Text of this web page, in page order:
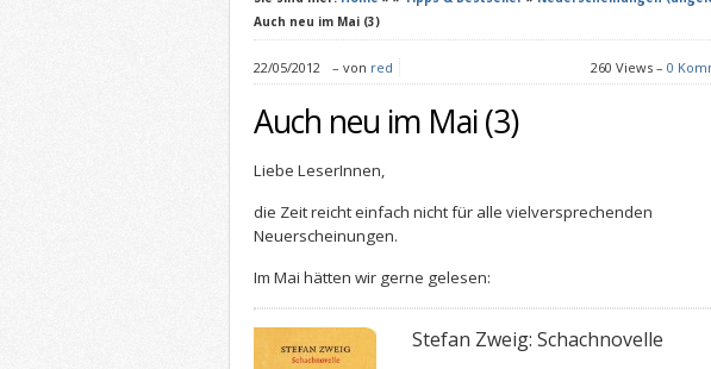
Auch neu im Mai (3)
22/05/2012 – von red 260 Views – 0
Auch neu im Mai (3)
Liebe LeserInnen,
die Zeit reicht einfach nicht für alle vielversprechenden
Neuerscheinungen.
Im Mai hätten wir gerne gelesen:
Stefan Zweig: Schachnovelle